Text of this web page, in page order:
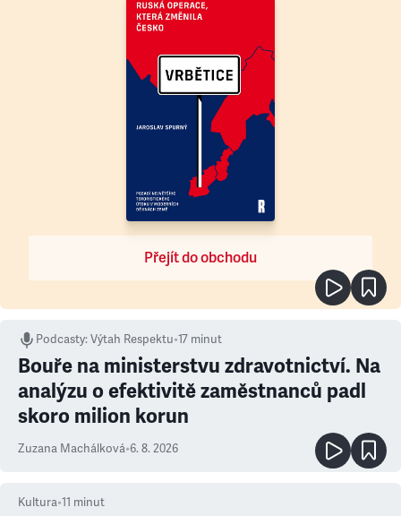
Přejít do obchodu
Podcasty:Výtah Respektu•17 minut
Bouře na ministerstvu zdravotnictví. Na
analýzu o efektivitě zaměstnanců padl
skoro milion korun
Zuzana Machálková•6. 8. 2026
Kultura•11 minut